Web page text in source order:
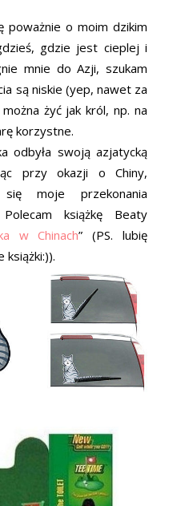
poważnie o moim dzikim
gdzie jest cieplej i
mnie do Azji, szukam
są niskie (yep, nawet za
żyć jak król, np. na
korzystne.
odbyła swoją azjatycką
przy okazji o Chiny,
się moje przekonania
książkę Beaty
w Chinach” (PS. lubię
książki:)).